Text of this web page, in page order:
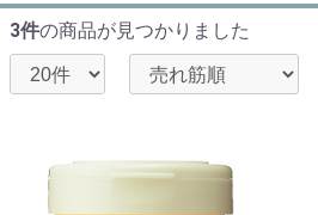
3件の商品が見つかりました